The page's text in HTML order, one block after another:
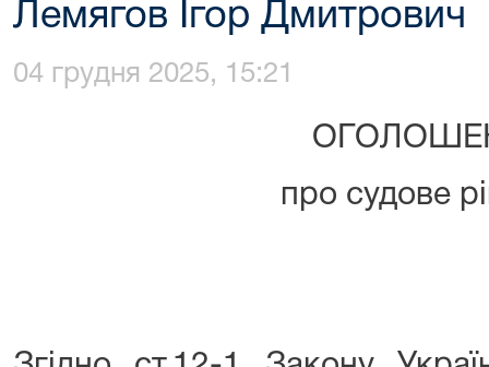
Лемягов Ігор Дмитрович
04 грудня 2025, 15:21
про судове